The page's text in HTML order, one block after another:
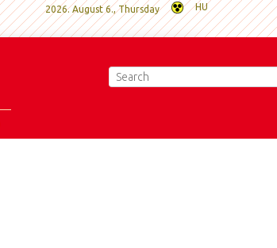
2026. August 6., Thursday HU